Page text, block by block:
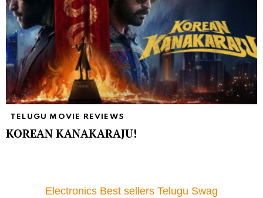
TELUGU MOVIE REVIEWS
KOREAN KANAKARAJU!
Electronics Best sellers Telugu Swag